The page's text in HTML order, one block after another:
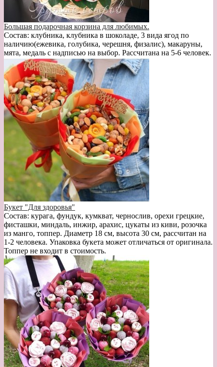
Большая подарочная корзина для любимых.
Состав: клубника, клубника в шоколаде, 3 вида ягод по
наличию(ежевика, голубика, черешня, физалис), макаруны,
мята, медаль с надписью на выбор. Рассчитана на 5-6 человек.
Букет "Для здоровья"
Состав: курага, фундук, кумкват, чернослив, орехи грецкие,
фисташки, миндаль, инжир, арахис, цукаты из киви, розочка
из манго, топпер. Диаметр 18 см, высота 30 см, рассчитан на
1-2 человека. Упаковка букета может отличаться от оригинала.
Топпер не входит в стоимость.